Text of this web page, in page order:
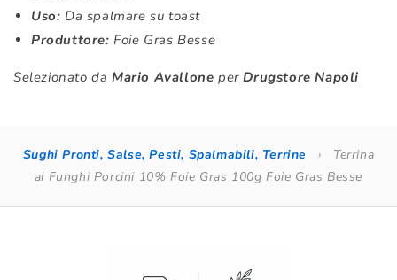
Uso: Da spalmare su toast
Produttore: Foie Gras Besse
Selezionato da Mario Avallone perDrugstore Napoli
Sughi Pronti, Salse, Pesti, Spalmabili, Terrine ›
Terrina
ai Funghi Porcini 10% Foie Gras 100g Foie Gras Besse